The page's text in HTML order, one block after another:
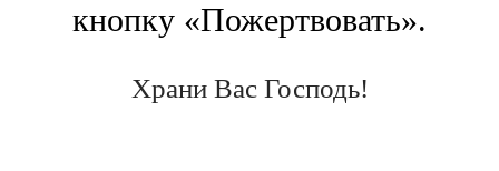
кнопку «Пожертвовать».
Храни Вас Господь!